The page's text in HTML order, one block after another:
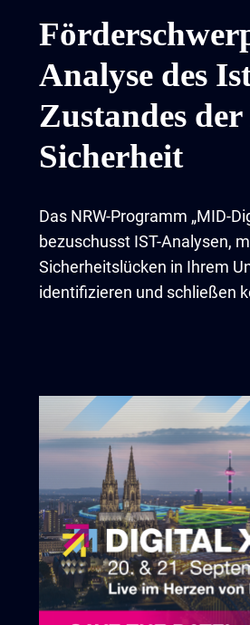
Analyse des
Zustandes
Sicherheit
Das NRW-Programm „MID-
bezuschusst IST-Analysen,
Sicherheitslücken in Ihrem
identifizieren und schließen